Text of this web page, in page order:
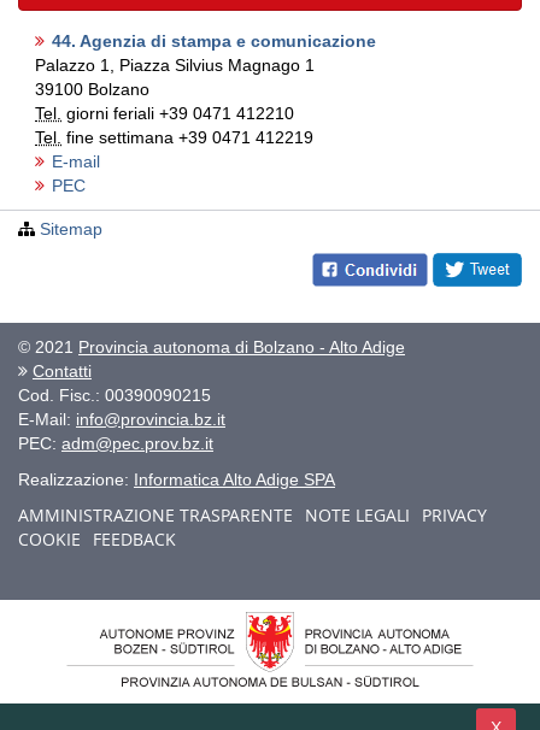
44. Agenzia di stampa e comunicazione
Palazzo 1, Piazza Silvius Magnago 1
39100 Bolzano
Tel. giorni feriali +39 0471 412210
Tel. fine settimana +39 0471 412219
E-mail
PEC
Sitemap
© 2021 Provincia autonoma di Bolzano - Alto Adige
Contatti
Cod. Fisc.: 00390090215
E-Mail: info@provincia.bz.it
PEC: adm@pec.prov.bz.it
Realizzazione: Informatica Alto Adige SPA
AMMINISTRAZIONE TRASPARENTE NOTE LEGALI
PRIVACY
COOKIE
FEEDBACK